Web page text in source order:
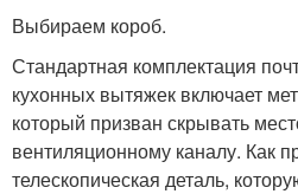
Выбираем короб.
Стандартная комплектация
кухонных вытяжек включает
который призван скрывать
вентиляционному каналу. Как
телескопическая деталь,